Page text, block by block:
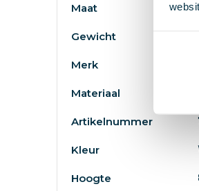
Maat
Gewicht
Merk
Materiaal
Artikelnummer
Kleur
Hoogte